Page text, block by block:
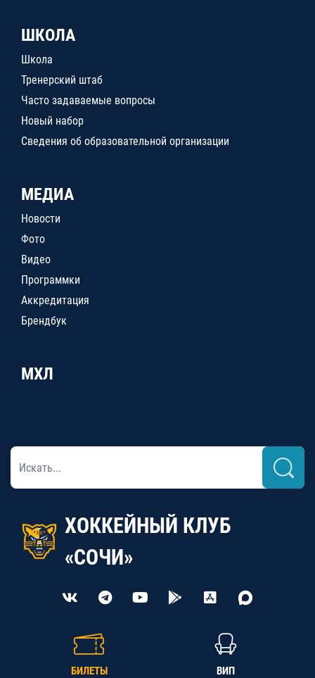
ШКОЛА
Школа
Тренерский штаб
Часто задаваемые вопросы
Новый набор
Сведения об образовательной организации
МЕДИА
Новости
Фото
Видео
Программки
Аккредитация
Брендбук
МХЛ
ХОККЕЙНЫЙ КЛУБ
«СОЧИ»
БИЛЕТЫ ВИП